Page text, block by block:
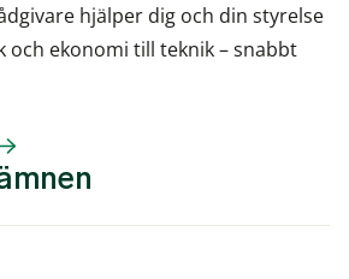
hjälper dig och din styrelse
och ekonomi till teknik – snabbt